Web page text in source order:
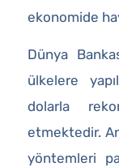
ekonomide
Dünya
ülkelere
dolarla
etmektedir.
yöntemleri